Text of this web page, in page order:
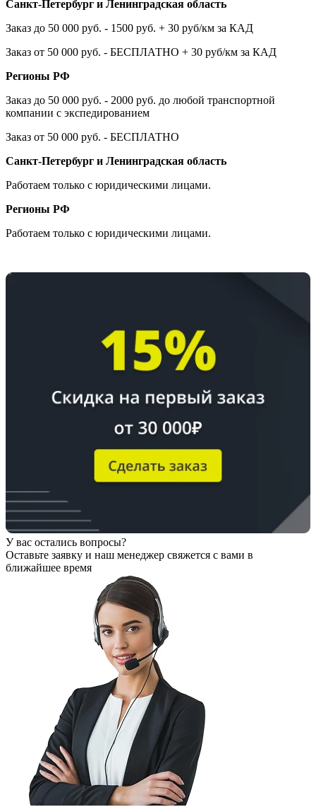
Санкт-Петербург и Ленинградская область
Заказ до 50 000 руб. - 1500 руб. + 30 руб/км за КАД
Заказ от 50 000 руб. - БЕСПЛАТНО + 30 руб/км за КАД
Регионы РФ
Заказ до 50 000 руб. - 2000 руб. до любой транспортной
компании с экспедированием
Заказ от 50 000 руб. - БЕСПЛАТНО
Санкт-Петербург и Ленинградская область
Работаем только с юридическими лицами.
Регионы РФ
Работаем только с юридическими лицами.
У вас остались вопросы?
Оставьте заявку и наш менеджер свяжется с вами в
ближайшее время